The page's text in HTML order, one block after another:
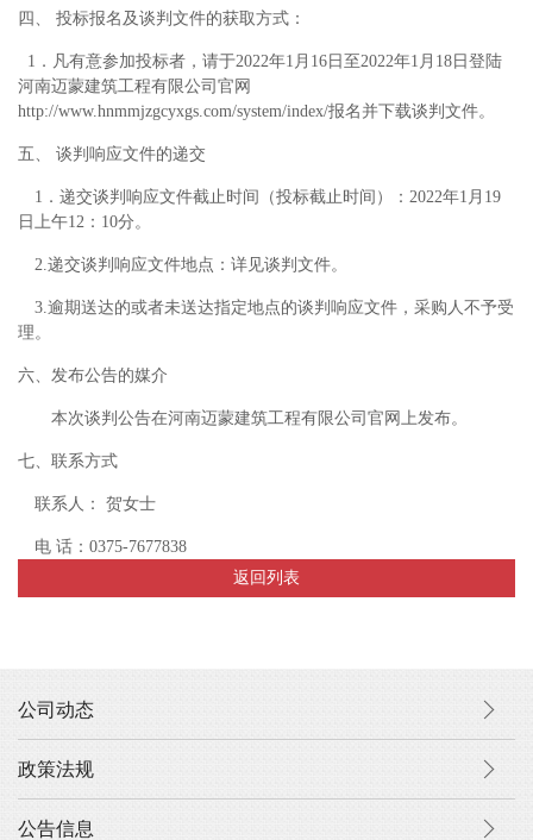
四 、 投标报名及谈判文件的获取方式：
1 ． 凡有意参加投标者，请于2022年1月16 日至2022年1月18 日 登陆
河南迈蒙建筑工程有限公司 官网
http://www.hnmmjzgcyxgs.com/system/index/报名 并下载谈判文件。
五、 谈判响应文件的递交
1．递交谈判响应文件截止时间（投标截止时间）： 2022年1月19
日上午12 ： 10分。
2.递交谈判响应文件地点： 详见谈判文件。
3.逾期送达的或者未送达指定地点的谈判响应文件，采购人不予受
理。
六、发布公告的媒介
本次谈判公告在河南迈蒙建筑工程有限公司 官网 上发布。
七、 联系方式
联系人： 贺女士
电 话：0375-7677838
返回列表
公司动态
政策法规
公告信息